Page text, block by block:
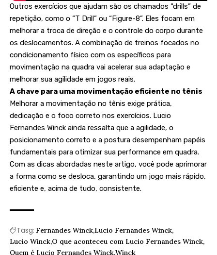
Outros exercícios que ajudam são os chamados “drills” de
repetição, como o “T Drill” ou “Figure-8”. Eles focam em
melhorar a troca de direção e o controle do corpo durante
os deslocamentos. A combinação de treinos focados no
condicionamento físico com os específicos para
movimentação na quadra vai acelerar sua adaptação e
melhorar sua agilidade em jogos reais.
A chave para uma movimentação eficiente no tênis
Melhorar a movimentação no tênis exige prática,
dedicação e o foco correto nos exercícios. Lucio
Fernandes Winck ainda ressalta que a agilidade, o
posicionamento correto e a postura desempenham papéis
fundamentais para otimizar sua performance em quadra.
Com as dicas abordadas neste artigo, você pode aprimorar
a forma como se desloca, garantindo um jogo mais rápido,
eficiente e, acima de tudo, consistente.
Tasg: Fernandes Winck Lucio Fernandes Winck
Lucio Winck O que aconteceu com Lucio Fernandes Winck
Quem é Lucio Fernandes WinckWinck